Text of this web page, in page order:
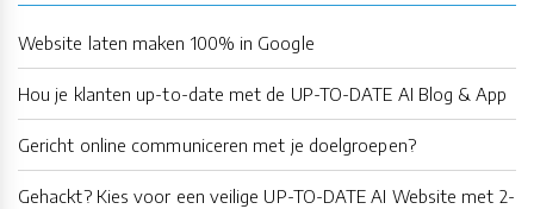
Website laten maken 100% in Google
Hou je klanten up-to-date met de UP-TO-DATE AI Blog & App
Gericht online communiceren met je doelgroepen?
Gehackt? Kies voor een veilige UP-TO-DATE AI Website met 2-